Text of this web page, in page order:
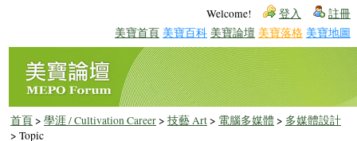
Welcome! 登入 註冊
美寶首頁 美寶百科 美寶論壇 美寶落格 美寶地圖
首頁> 學涯 / Cultivation Career> 技藝 Art> 電腦多媒體 > 多媒體設計
> Topic